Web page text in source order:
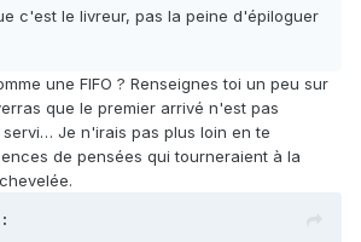
c'est le livreur, pas la peine d'épiloguer
une FIFO ? Renseignes toi un peu sur
que le premier arrivé n'est pas
Je n'irais pas plus loin en te
de pensées qui tourneraient à la